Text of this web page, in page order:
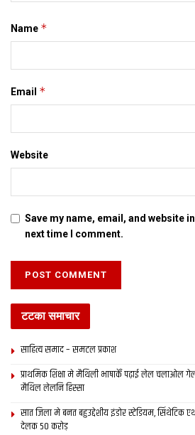
डगरूआ क लोक मजहबी दीवार कए ध्वस्त करि
इंसानियत स पैघ कोनो धर्म नहि।
Name *
Email *
Website
Save my name, email, and website
next time I comment.
टटका समाचार
साहित्य समाद – समटल प्रकाश
प्राथमिक शि‍क्षा मे मैथि‍ली भाषाकेँ पढ़ाई लेल चलाओल
मैथिल लेलनि हिस्सा
सात जिला मे बनत बहुउद्देशीय इंडोर स्‍टेडि‍यम, सिंथेटिक
देलक 50 करोड़